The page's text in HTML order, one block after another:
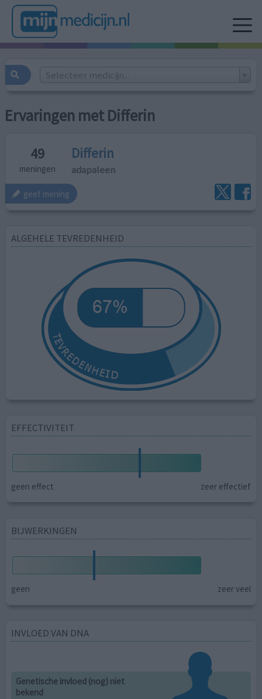
Selecteer medicijn...
Ervaringen met Differin
49
meningen
Differin
adapaleen
geef mening
ALGEHELE TEVREDENHEID
EFFECTIVITEIT
geen effect zeer effectief
BIJWERKINGEN
geen zeer veel
INVLOED VAN DNA
Genetische invloed (nog) niet
bekend